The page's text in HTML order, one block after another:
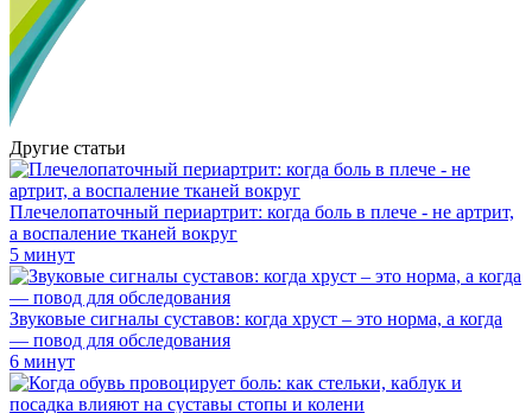
Другие статьи
Плечелопаточный периартрит: когда боль в плече - не артрит,
а воспаление тканей вокруг
5 минут
Звуковые сигналы суставов: когда хруст – это норма, а когда
— повод для обследования
6 минут